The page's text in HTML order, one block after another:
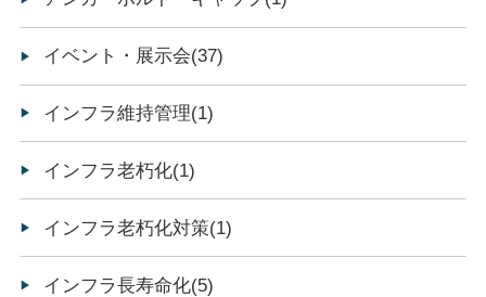
イベント・展示会(37)
インフラ維持管理(1)
インフラ老朽化(1)
インフラ老朽化対策(1)
インフラ長寿命化(5)